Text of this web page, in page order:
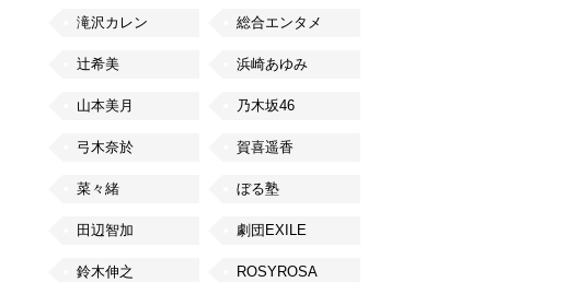
滝沢カレン 総合エンタメ
辻希美 浜崎あゆみ
山本美月 乃木坂46
弓木奈於 賀喜遥香
菜々緒 ぼる塾
田辺智加 劇団EXILE
鈴木伸之 ROSYROSA